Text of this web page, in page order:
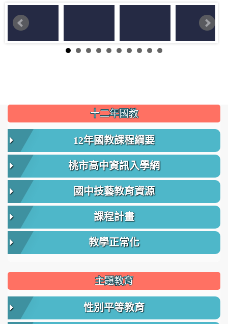
::: 十二年國教
12年國教課程綱要
桃市高中資訊入學網
國中技藝教育資源
課程計畫
教學正常化
主題教育
性別平等教育